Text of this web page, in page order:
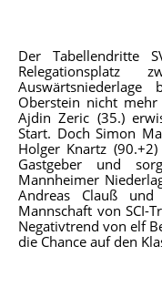
Der Tabellendritte
Auswärtsniederlage
Oberstein nicht
Ajdin Zeric (35.)
Start. Doch Simon
Holger Knartz
Gastgeber und
Mannheimer
Andreas Clauß und
Mannschaft von SCI-
Negativtrend von elf
die Chance auf den